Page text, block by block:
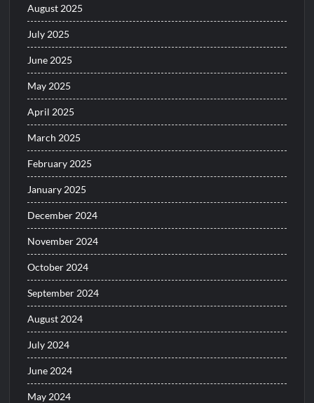
August 2025
July 2025
June 2025
May 2025
April 2025
March 2025
February 2025
January 2025
December 2024
November 2024
October 2024
September 2024
August 2024
July 2024
June 2024
May 2024